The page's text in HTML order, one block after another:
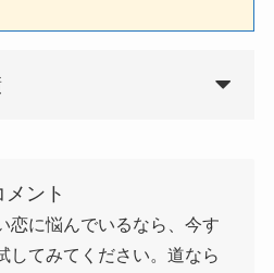
ント
恋に悩んでいるなら、今す
してみてください。道なら